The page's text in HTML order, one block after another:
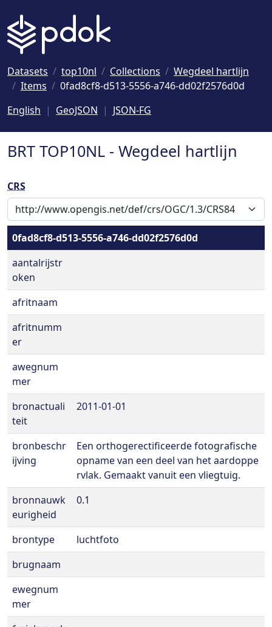
Datasets top10nl Collections
Wegdeel hartlijn
Items
0fad8cf8-d513-5556-a746-dd02f2576d0d
English
GeoJSON JSON-FG
BRT TOP10NL - Wegdeel hartlijn
CRS
0fad8cf8-d513-5556-a746-dd02f2576d0d
aantalrijstr
oken
afritnaam
afritnumm
er
awegnum
mer
bronactuali
teit
2011-01-01
bronbeschr
ijving
Een orthogerectificeerde fotografische
opname van een deel van het aardoppe
rvlak. Gemaakt vanuit een vliegtuig.
bronnauwk
eurigheid
0.1
brontype
luchtfoto
brugnaam
ewegnum
mer